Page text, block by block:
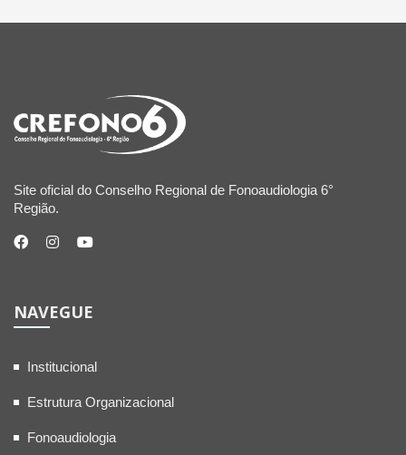
Site oficial do Conselho Regional de Fonoaudiologia 6°
Região.
NAVEGUE
Institucional
Estrutura Organizacional
Fonoaudiologia